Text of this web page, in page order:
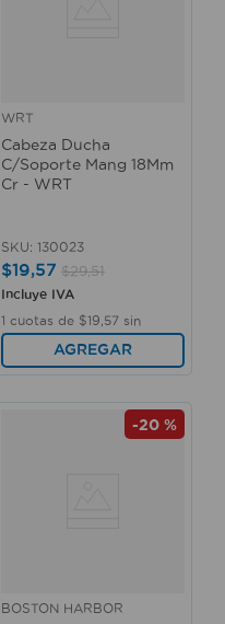
WRT
Cabeza Ducha
C/Soporte Mang 18Mm
Cr - WRT
SKU: 130023
$19,57 $29,51
Incluye IVA
1 cuotas de $19 57 sin
interés
AGREGAR
-20 %
BOSTON HARBOR